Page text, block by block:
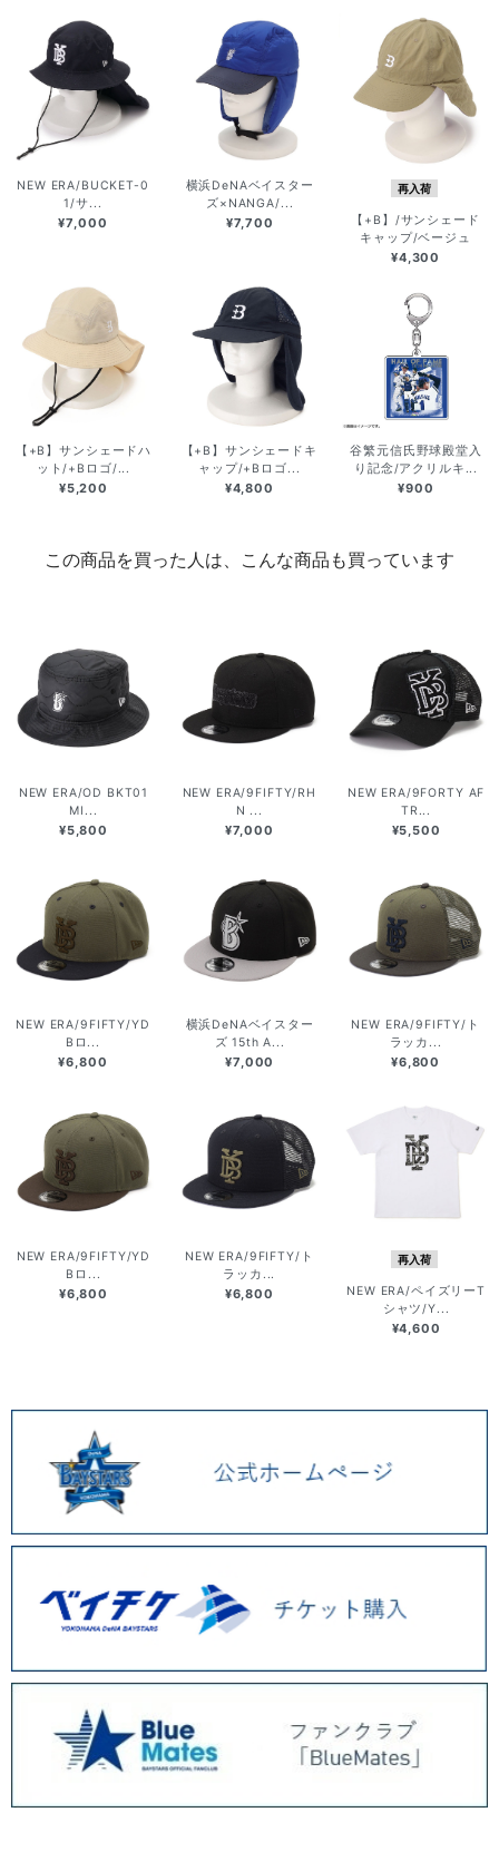
NEW ERA/BUCKET-0
1/サ...
¥7,000
横浜DeNAベイスター
ズ×NANGA/...
¥7,700
再入荷
【+B】/サンシェード
キャップ/ベージュ
¥4,300
【+B】サンシェードハ
ット/+Bロゴ/...
¥5,200
【+B】サンシェードキ
ャップ/+Bロゴ...
¥4,800
谷繁元信氏野球殿堂入
り記念/アクリルキ...
¥900
この商品を買った人は、こんな商品も買っています
NEW ERA/OD BKT01
MI...
¥5,800
NEW ERA/9FIFTY/RH
N ...
¥7,000
NEW ERA/9FORTY AF
TR...
¥5,500
NEW ERA/9FIFTY/YD
Bロ...
¥6,800
横浜DeNAベイスター
ズ 15th A...
¥7,000
NEW ERA/9FIFTY/ト
ラッカ...
¥6,800
NEW ERA/9FIFTY/YD
Bロ...
¥6,800
NEW ERA/9FIFTY/ト
ラッカ...
¥6,800
再入荷
NEW ERA/ペイズリーT
シャツ/Y...
¥4,600